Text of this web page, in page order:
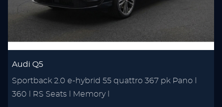
Audi Q5
Sportback 2.0 e-hybrid 55 quattro 367 pk Pano l
360 l RS Seats l Memory l